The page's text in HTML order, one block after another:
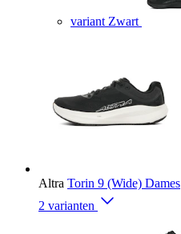
variant Zwart
Altra Torin 9 (Wide) Dames
2 varianten